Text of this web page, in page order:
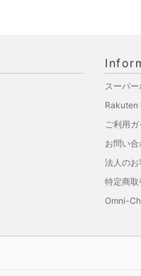
スーパ
Rakuten
ご利用ガ
お問い合
法人のお
特定商
Omni-